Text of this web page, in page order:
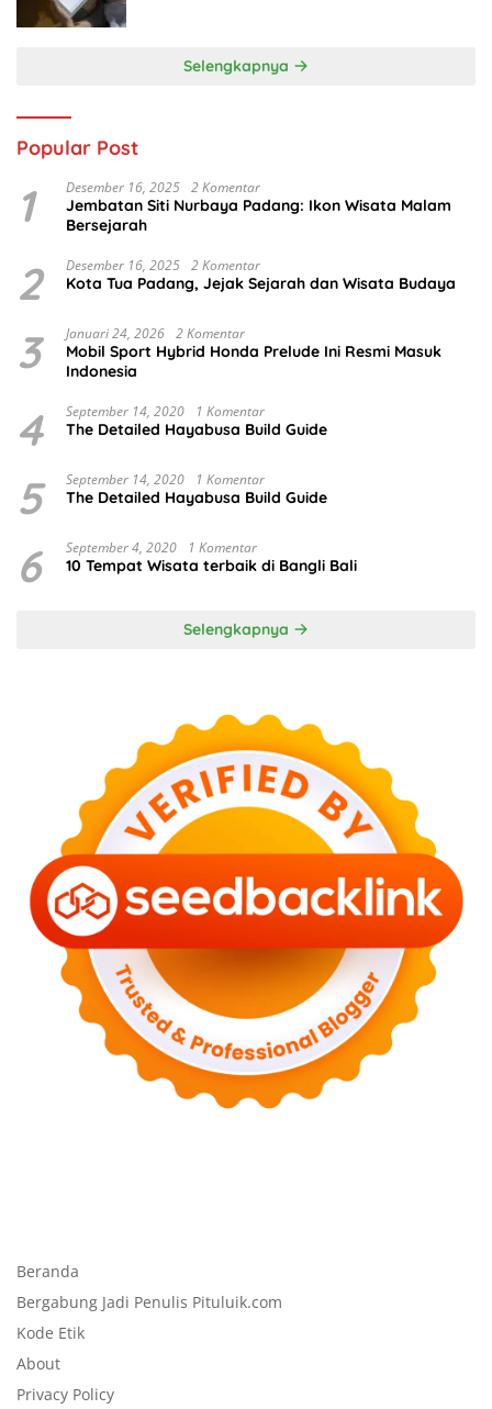
Selengkapnya
Popular Post
1 Desember 16, 2025 2 Komentar
Jembatan Siti Nurbaya Padang: Ikon Wisata Malam
Bersejarah
2 Desember 16, 2025 2 Komentar
Kota Tua Padang, Jejak Sejarah dan Wisata Budaya
3 Januari 24, 2026 2 Komentar
Mobil Sport Hybrid Honda Prelude Ini Resmi Masuk
Indonesia
4 September 14, 2020 1 Komentar
The Detailed Hayabusa Build Guide
5 September 14, 2020 1 Komentar
The Detailed Hayabusa Build Guide
6 September 4, 2020 1 Komentar
10 Tempat Wisata terbaik di Bangli Bali
Selengkapnya
Beranda
Bergabung Jadi Penulis Pituluik.com
Kode Etik
About
Privacy Policy